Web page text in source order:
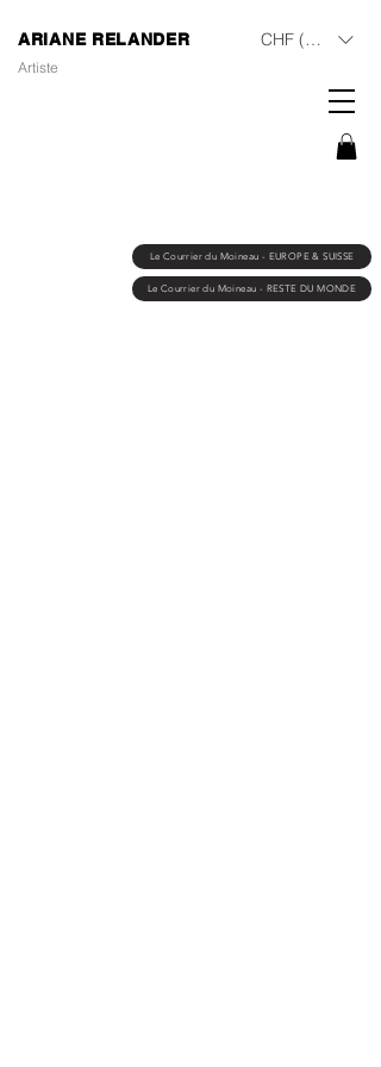
ARIANE RELANDER
Artiste
CHF (CHF)
Le Courrier du Moineau - EUROPE & SUISSE
Le Courrier du Moineau - RESTE DU MONDE